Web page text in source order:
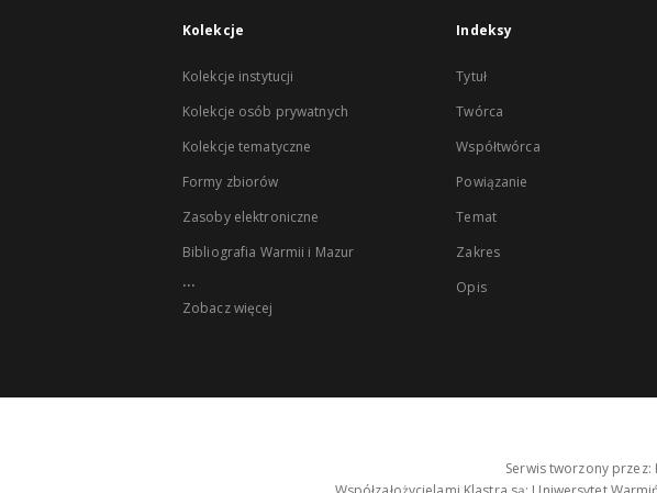
Kolekcje
Kolekcje instytucji
Kolekcje osób prywatnych
Kolekcje tematyczne
Formy zbiorów
Zasoby elektroniczne
Bibliografia Warmii i Mazur
...
Zobacz więcej
Indeksy
Tytuł
Twórca
Współtwórca
Powiązanie
Temat
Zakres
Opis
Serwis tworzony